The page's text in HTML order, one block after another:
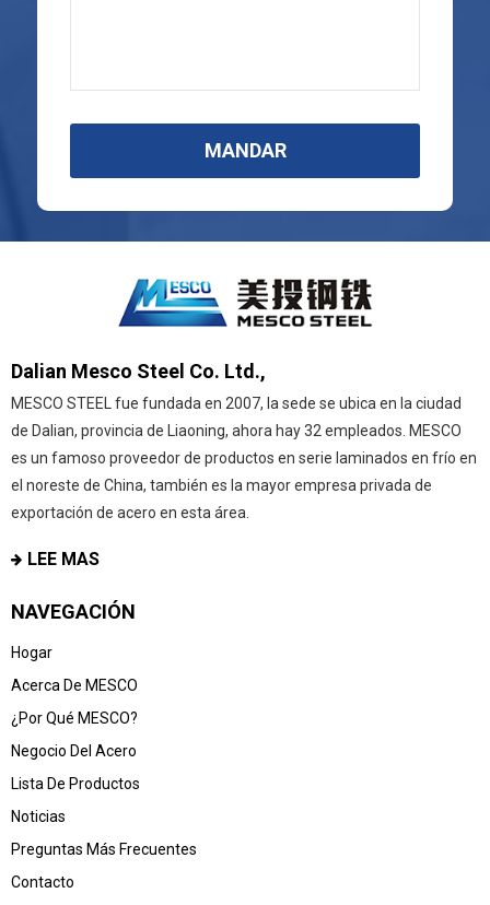
MANDAR
Dalian Mesco Steel Co. Ltd.,
MESCO STEEL fue fundada en 2007, la sede se ubica en la ciudad
de Dalian, provincia de Liaoning, ahora hay 32 empleados. MESCO
es un famoso proveedor de productos en serie laminados en frío en
el noreste de China, también es la mayor empresa privada de
exportación de acero en esta área.
LEE MAS
NAVEGACIÓN
Hogar
Acerca De MESCO
¿Por Qué MESCO?
Negocio Del Acero
Lista De Productos
Noticias
Preguntas Más Frecuentes
Contacto